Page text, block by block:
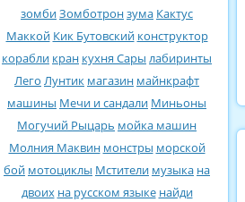
зомбиЗомботронзума Кактус
Маккой Кик Бутовский конструктор
корабли кран кухня Сары лабиринты
Лего Лунтик магазин майнкрафт
машины Мечи и сандали Миньоны
Могучий Рыцарь мойка машин
Молния Маквин монстры морской
бой мотоциклы Мстители музыка на
двоих на русском языке найди